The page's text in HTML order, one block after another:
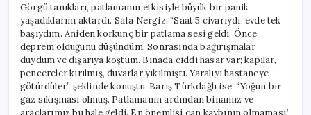
Görgü tanıkları, patlamanın etkisiyle büyük bir panik
yaşadıklarını aktardı. Safa Nergiz, “Saat 5 civarıydı, evde tek
başıydım. Aniden korkunç bir patlama sesi geldi. Önce
deprem olduğunu düşündüm. Sonrasında bağırışmalar
duydum ve dışarıya koştum. Binada ciddi hasar var; kapılar,
pencereler kırılmış, duvarlar yıkılmıştı. Yaralıyı hastaneye
götürdüler,” şeklinde konuştu. Barış Türkdağlı ise, “Yoğun bir
gaz sıkışması olmuş. Patlamanın ardından binamız ve
araçlarımız bu hale geldi. En önemlisi can kaybının olmaması,”